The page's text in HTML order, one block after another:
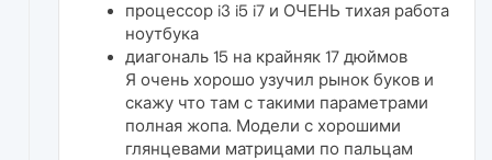
процессор i3 i5 i7 и ОЧЕНЬ тихая работа
ноутбука
диагональ 15 на крайняк 17 дюймов
Я очень хорошо узучил рынок буков и
скажу что там с такими параметрами
полная жопа. Модели с хорошими
глянцевами матрицами по пальцам